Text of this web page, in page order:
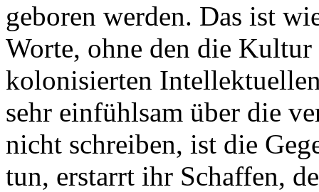
geboren werden. Das ist
Worte, ohne den die
kolonisierten
sehr einfühlsam über die
nicht schreiben, ist die
tun, erstarrt ihr Schaffen,